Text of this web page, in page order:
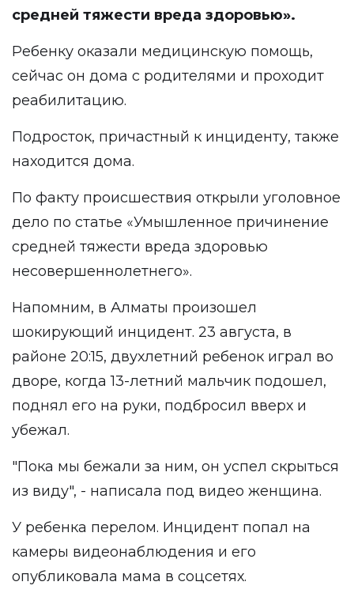
средней тяжести вреда здоровью».
Ребенку оказали медицинскую помощь,
сейчас он дома с родителями и проходит
реабилитацию.
Подросток, причастный к инциденту, также
находится дома.
По факту происшествия открыли уголовное
дело по статье «Умышленное причинение
средней тяжести вреда здоровью
несовершеннолетнего».
Напомним, в Алматы произошел
шокирующий инцидент. 23 августа, в
районе 20:15, двухлетний ребенок играл во
дворе, когда 13-летний мальчик подошел,
поднял его на руки, подбросил вверх и
убежал.
"Пока мы бежали за ним, он успел скрыться
из виду", - написала под видео женщина.
У ребенка перелом. Инцидент попал на
камеры видеонаблюдения и его
опубликовала мама в соцсетях.